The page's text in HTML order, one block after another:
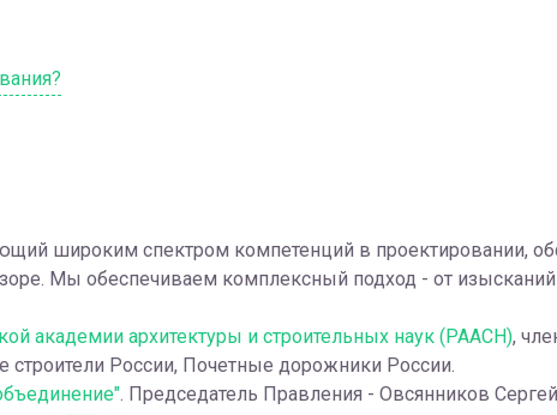
широким спектром компетенций в проектировании,
Мы обеспечиваем комплексный подход - от
академии архитектуры и строительных наук (РААСН),
России, Почетные дорожники России.
. Председатель Правления - Овсянников